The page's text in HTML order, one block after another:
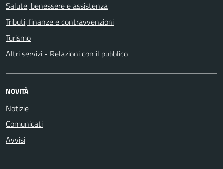
Salute, benessere e assistenza
Tributi, finanze e contravvenzioni
Turismo
Altri servizi - Relazioni con il pubblico
NOVITÀ
Notizie
Comunicati
Avvisi